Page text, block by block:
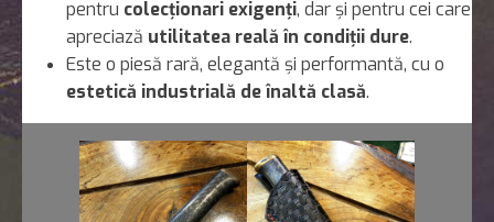
pentru colecționari exigenți, dar și pentru cei care
apreciază utilitatea reală în condiții dure.
Este o piesă rară, elegantă și performantă, cu o
estetică industrială de înaltă clasă.